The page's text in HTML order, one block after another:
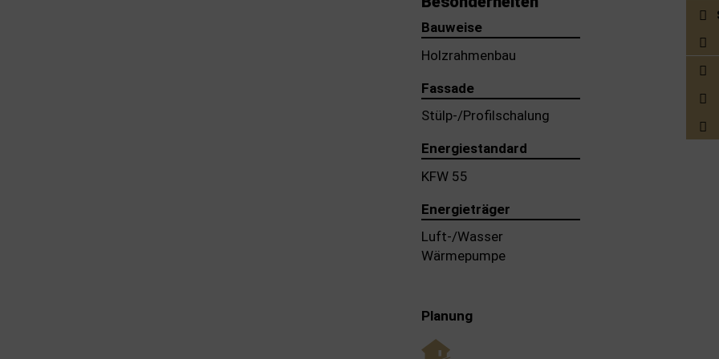
Bauweise
Holzrahmenbau
Fassade
Stülp-/Profilschalung
Energiestandard
KFW 55
Energieträger
Luft-/Wasser
Wärmepumpe
Planung